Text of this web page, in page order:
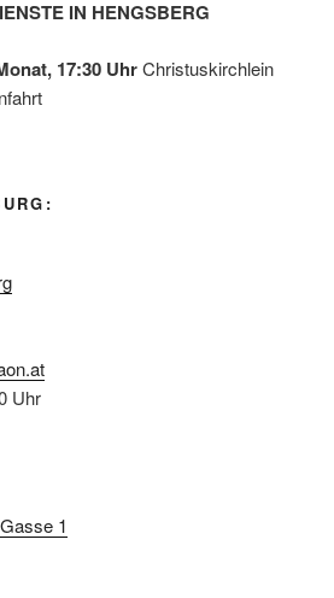
IN HENGSBERG
17:30 UhrChristuskirchlein
Uhr
1